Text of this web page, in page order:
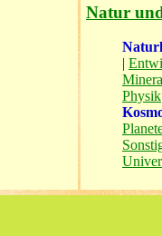
Natur
|
Physik